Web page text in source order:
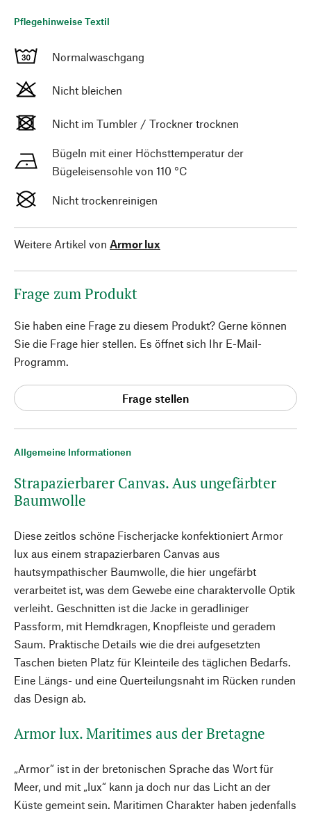
Allgemeine Informationen
Strapazierbarer Canvas. Aus ungefärbter
Baumwolle
Diese zeitlos schöne Fischerjacke konfektioniert Armor
lux aus einem strapazierbaren Canvas aus
hautsympathischer Baumwolle, die hier ungefärbt
verarbeitet ist, was dem Gewebe eine charaktervolle Optik
verleiht. Geschnitten ist die Jacke in geradliniger
Passform, mit Hemdkragen, Knopfleiste und geradem
Saum. Praktische Details wie die drei aufgesetzten
Taschen bieten Platz für Kleinteile des täglichen Bedarfs.
Eine Längs- und eine Querteilungsnaht im Rücken runden
das Design ab.
Armor lux. Maritimes aus der Bretagne
„Armor“ ist in der bretonischen Sprache das Wort für
Meer, und mit „lux“ kann ja doch nur das Licht an der
Küste gemeint sein. Maritimen Charakter haben jedenfalls
Pflegehinweise Textil
Normalwaschgang
Nicht bleichen
Nicht im Tumbler / Trockner trocknen
Bügeln mit einer Höchsttemperatur der
Bügeleisensohle von 110 °C
Nicht trockenreinigen
Weitere Artikel von Armor lux
Frage zum Produkt
Sie haben eine Frage zu diesem Produkt? Gerne können
Sie die Frage hier stellen. Es öffnet sich Ihr E-Mail-
Programm.
Frage stellen